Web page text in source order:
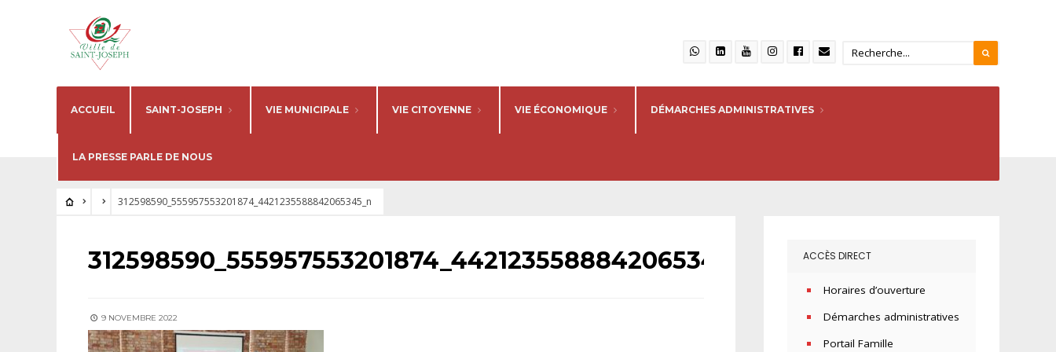
ACCUEIL SAINT-JOSEPH VIE MUNICIPALE VIE CITOYENNE VIE ÉCONOMIQUE DÉMARCHES ADMINISTRATIVES
LA PRESSE PARLE DE NOUS
312598590_555957553201874_4421235588842065345_n
312598590_555957553201874_4421235588842065345_n
9 NOVEMBRE 2022
ACCÈS DIRECT
Horaires d’ouverture
Démarches administratives
Portail Famille